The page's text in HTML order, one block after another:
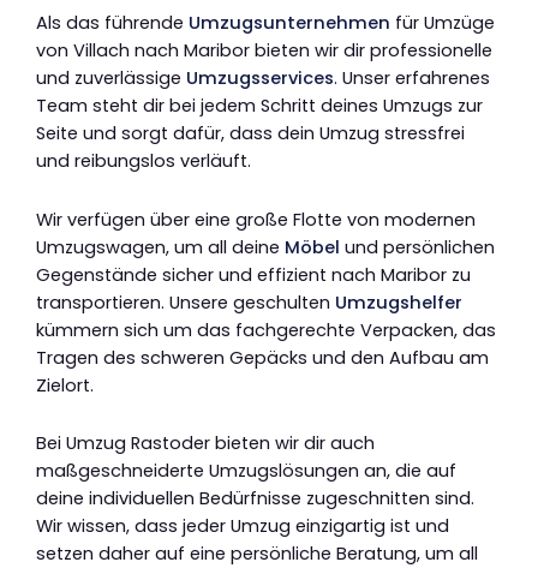
Als das führende Umzugsunternehmen für Umzüge
von Villach nach Maribor bieten wir dir professionelle
und zuverlässige Umzugsservices. Unser erfahrenes
Team steht dir bei jedem Schritt deines Umzugs zur
Seite und sorgt dafür, dass dein Umzug stressfrei
und reibungslos verläuft.
Wir verfügen über eine große Flotte von modernen
Umzugswagen, um all deine Möbel und persönlichen
Gegenstände sicher und effizient nach Maribor zu
transportieren. Unsere geschulten Umzugshelfer
kümmern sich um das fachgerechte Verpacken, das
Tragen des schweren Gepäcks und den Aufbau am
Zielort.
Bei Umzug Rastoder bieten wir dir auch
maßgeschneiderte Umzugslösungen an, die auf
deine individuellen Bedürfnisse zugeschnitten sind.
Wir wissen, dass jeder Umzug einzigartig ist und
setzen daher auf eine persönliche Beratung, um all